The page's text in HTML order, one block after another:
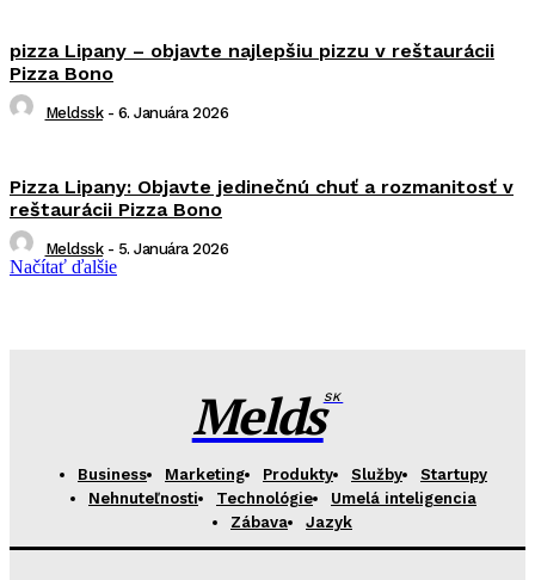
pizza Lipany – objavte najlepšiu pizzu v reštaurácii
Pizza Bono
Meldssk - 6. Januára 2026
Pizza Lipany: Objavte jedinečnú chuť a rozmanitosť v
reštaurácii Pizza Bono
Meldssk - 5. Januára 2026
Načítať ďalšie
MeldsSK
Business Marketing Produkty Služby
Startupy
Nehnuteľnosti
Technológie
Umelá inteligencia
Zábava
Jazyk